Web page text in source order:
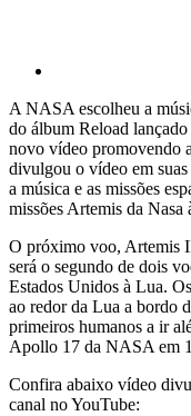
A NASA escolheu a
do álbum Reload
novo vídeo promovendo
divulgou o vídeo em suas
a música e as missões
missões Artemis da Nasa
O próximo voo, Artemis
será o segundo de dois
Estados Unidos à Lua.
ao redor da Lua a bordo
primeiros humanos a ir
Apollo 17 da NASA em
Confira abaixo vídeo
canal no YouTube: